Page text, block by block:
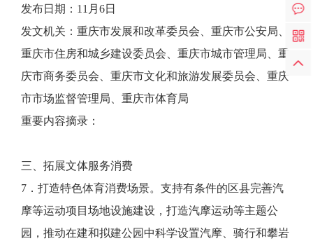
发布日期：11月6日
发文机关：重庆市发展和改革委员会、重庆市公安局、
重庆市住房和城乡建设委员会、重庆市城市管理局、重
庆市商务委员会、重庆市文化和旅游发展委员会、重庆
市市场监督管理局、重庆市体育局
重要内容摘录：
三、拓展文体服务消费
7．打造特色体育消费场景。支持有条件的区县完善汽
摩等运动项目场地设施建设，打造汽摩运动等主题公
园，推动在建和拟建公园中科学设置汽摩、骑行和攀岩